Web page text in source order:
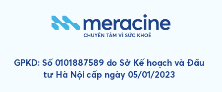
GPKD: Số 0101887589 do Sở Kế hoạch và Đầu
tư Hà Nội cấp ngày 05/01/2023